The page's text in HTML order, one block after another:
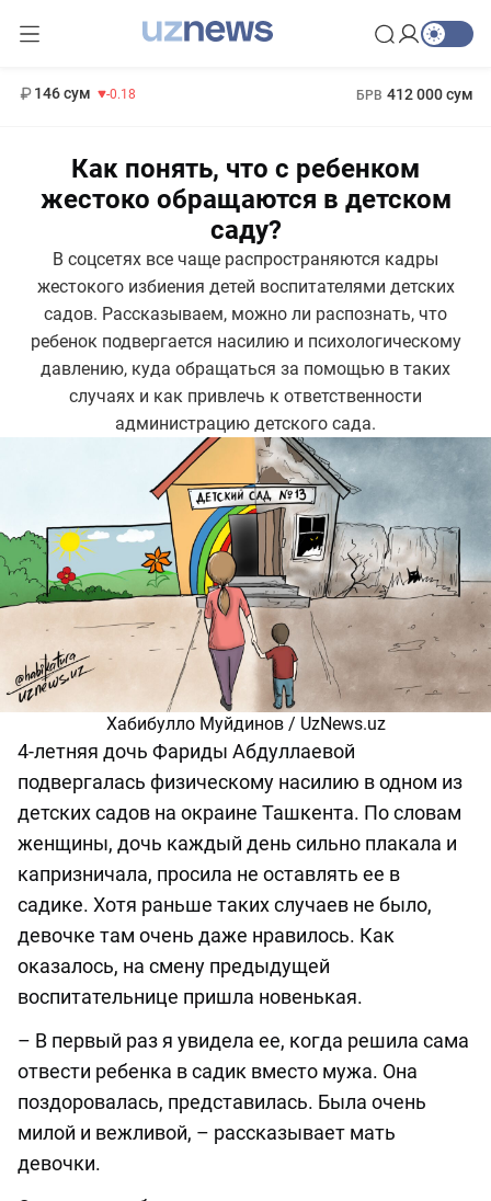
11 916 сум 28.92 МРОТ 1 271 000 сум
Как понять, что с ребенком
жестоко обращаются в детском
саду?
В соцсетях все чаще распространяются кадры
жестокого избиения детей воспитателями детских
садов. Рассказываем, можно ли распознать, что
ребенок подвергается насилию и психологическому
давлению, куда обращаться за помощью в таких
случаях и как привлечь к ответственности
администрацию детского сада.
Хабибулло Муйдинов / UzNews.uz
4-летняя дочь Фариды Абдуллаевой
подвергалась физическому насилию в одном из
детских садов на окраине Ташкента. По словам
женщины, дочь каждый день сильно плакала и
капризничала, просила не оставлять ее в
садике. Хотя раньше таких случаев не было,
девочке там очень даже нравилось. Как
оказалось, на смену предыдущей
воспитательнице пришла новенькая.
– В первый раз я увидела ее, когда решила сама
отвести ребенка в садик вместо мужа. Она
поздоровалась, представилась. Была очень
милой и вежливой, – рассказывает мать
девочки.